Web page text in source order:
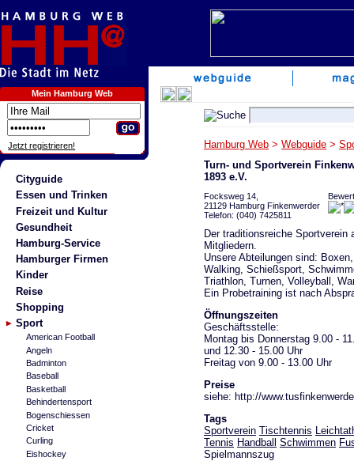
Mein Hamburg Web
Jetzt registrieren!
Cityguide
Essen und Trinken
Freizeit und Kultur
Gesundheit
Hamburg-Service
Hamburger Firmen
Kinder
Reise
Shopping
Sport
American Football
Angeln
Badminton
Baseball
Basketball
Behindertensport
Bogenschiessen
Cricket
Curling
Eishockey
Hamburg Web > Webguide >
Turn- und Sportverein
1893 e.V.
Focksweg 14,
21129 Hamburg Finkenwerder
Telefon: (040) 7425811
Der traditionsreiche Sportverein
Mitgliedern.
Unsere Abteilungen sind:
Walking, Schießsport,
Triathlon, Turnen, Volleyball,
Ein Probetraining ist nach
Öffnungszeiten
Geschäftsstelle:
Montag bis Donnerstag 9.00 -
und 12.30 - 15.00 Uhr
Freitag von 9.00 - 13.00 Uhr
Preise
siehe: http://
Tags
Sportverein Tischtennis
Tennis Handball Schwimmen
Spielmannszug